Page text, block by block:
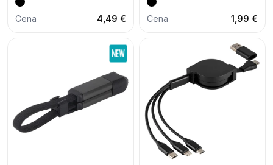
Cena 4,49 € Cena 1,99 €